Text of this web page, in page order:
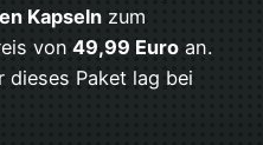
Kapseln zum
von 49,99 Euro an.
dieses Paket lag bei